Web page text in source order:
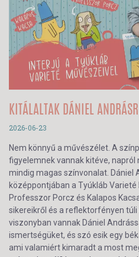
KITÁLALTAK DÁNIEL
2026-06-23
Nem könnyű a művészélet. A
figyelemnek vannak kitéve, napról
mindig magas színvonalat. Dániel
középpontjában a Tyúkláb
Professzor Porcz és Kalapos
sikereikről és a reflektorfényen
viszonyban vannak Dániel
ismertségüket, és szó esik egy
ami valamiért kimaradt a most